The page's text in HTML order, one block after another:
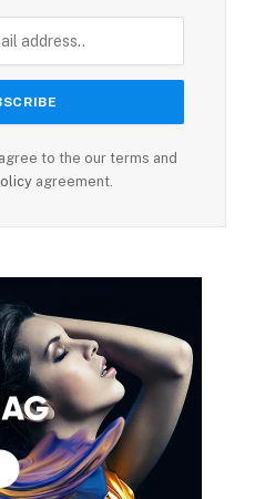
to the our terms and
agreement.